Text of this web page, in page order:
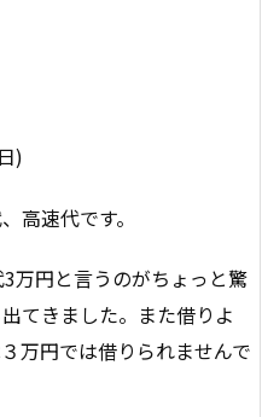
)
高速代です。
万円と言うのがちょっと驚
てきました。また借りよ
万円では借りられませんで